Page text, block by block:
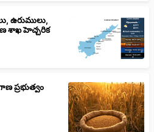
ఉరుములు,
శాఖ హెచ్చరిక
ప్రభుత్వం